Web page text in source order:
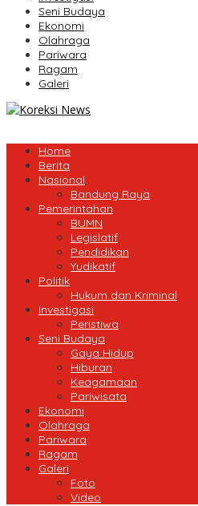
Seni Budaya
Ekonomi
Olahraga
Pariwara
Ragam
Galeri
Home
Berita
Nasional
Bandung Raya
Pemerintahan
BUMN
Legislatif
Pendidikan
Yudikatif
Politik
Hukum dan Kriminal
Investigasi
Peristiwa
Seni Budaya
Gaya Hidup
Hiburan
Keagamaan
Pariwisata
Ekonomi
Olahraga
Pariwara
Ragam
Galeri
Foto
Video